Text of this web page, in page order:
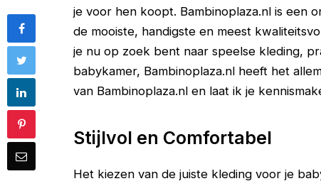
je voor hen koopt. Bambinoplaza.nl is een
de mooiste, handigste en meest
je nu op zoek bent naar speelse kleding,
babykamer, Bambinoplaza.nl heeft het
van Bambinoplaza.nl en laat ik je
Stijlvol en Comfortabel
Het kiezen van de juiste kleding voor je